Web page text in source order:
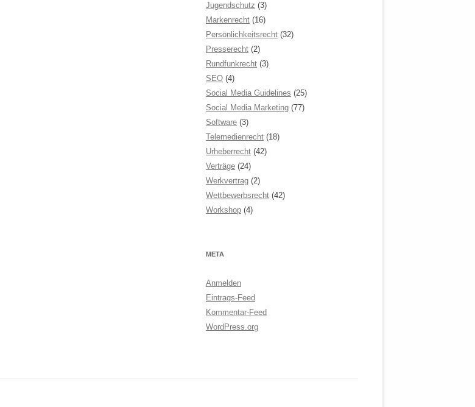
Jugendschutz (3)
Markenrecht (16)
Persönlichkeitsrecht (32)
Presserecht (2)
Rundfunkrecht (3)
SEO (4)
Social Media Guidelines (25)
Social Media Marketing (77)
Software (3)
Telemedienrecht (18)
Urheberrecht (42)
Verträge (24)
Werkvertrag (2)
Wettbewerbsrecht (42)
Workshop (4)
META
Anmelden
Eintrags-Feed
Kommentar-Feed
WordPress.org